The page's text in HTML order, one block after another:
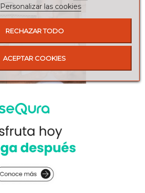
Personalizar las cookies
RECHAZAR TODO
ACEPTAR COOKIES